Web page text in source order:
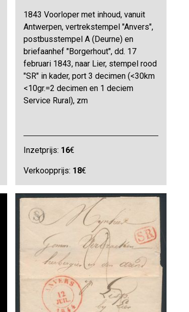
1843 Voorloper met inhoud, vanuit
Antwerpen, vertrekstempel "Anvers",
postbusstempel A (Deurne) en
briefaanhef "Borgerhout", dd. 17
februari 1843, naar Lier, stempel rood
"SR" in kader, port 3 decimen (<30km
<10gr.=2 decimen en 1 deciem
Service Rural), zm
Inzetprijs: 16€
Verkoopprijs: 18€